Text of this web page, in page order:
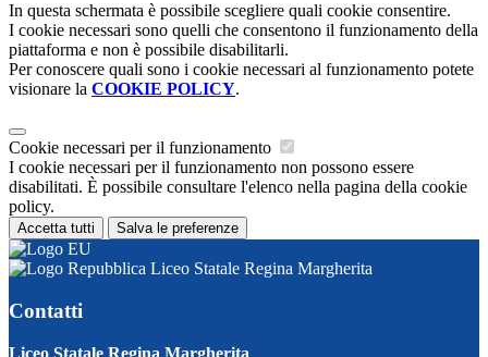
In questa schermata è possibile scegliere quali cookie consentire.
I cookie necessari sono quelli che consentono il funzionamento della
piattaforma e non è possibile disabilitarli.
Per conoscere quali sono i cookie necessari al funzionamento potete
visionare la COOKIE POLICY.
Cookie necessari per il funzionamento
I cookie necessari per il funzionamento non possono essere
disabilitati. È possibile consultare l'elenco nella pagina della cookie
policy.
Accetta tutti Salva le preferenze
Liceo Statale Regina Margherita
Contatti
Liceo Statale Regina Margherita